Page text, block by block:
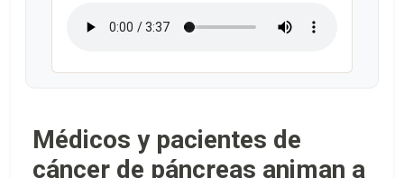
Médicos y pacientes de
cáncer de páncreas animan a